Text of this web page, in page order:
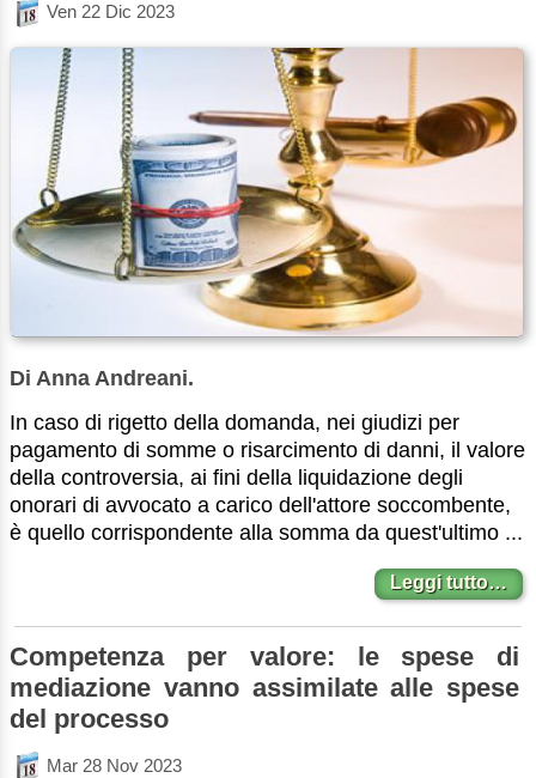
Ven 22 Dic 2023
Di Anna Andreani.
In caso di rigetto della domanda, nei giudizi per
pagamento di somme o risarcimento di danni, il valore
della controversia, ai fini della liquidazione degli
onorari di avvocato a carico dell'attore soccombente,
è quello corrispondente alla somma da quest'ultimo ...
Leggi tutto…
Competenza per valore: le spese di
mediazione vanno assimilate alle spese
del processo
Mar 28 Nov 2023